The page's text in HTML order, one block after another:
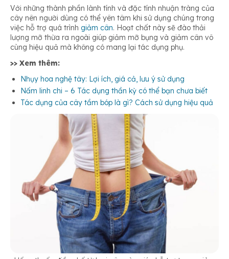
Với những thành phần lành tính và đặc tính nhuận tràng của
cây nên người dùng có thể yên tâm khi sử dụng chúng trong
việc hỗ trợ quá trình giảm cân. Hoạt chất này sẽ đào thải
lượng mỡ thừa ra ngoài giúp giảm mỡ bụng và giảm cân vô
cùng hiệu quả mà không có mang lại tác dụng phụ.
>> Xem thêm:
Nhụy hoa nghệ tây: Lợi ích, giá cả, lưu ý sử dụng
Nấm linh chi – 6 Tác dụng thần kỳ có thể bạn chưa biết
Tác dụng của cây tầm bóp là gì? Cách sử dụng hiệu quả